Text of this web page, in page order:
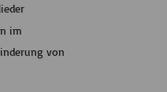
im
von